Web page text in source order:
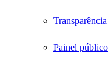
Transparência
Painel público